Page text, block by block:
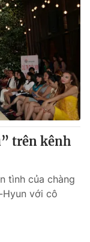
trên kênh
tình của chàng
với cô